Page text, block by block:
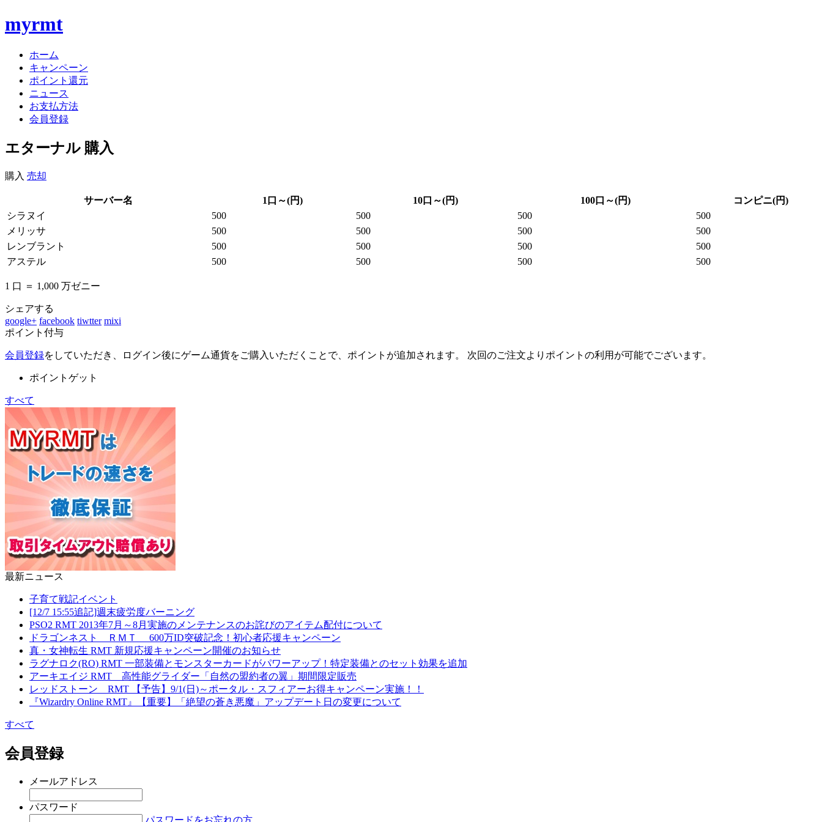
myrmt
ホーム
キャンペーン
ポイント還元
ニュース
お支払方法
会員登録
エターナル 購入
購入 売却
サーバー名 1口～(円) 10口～(円) 100口～(円)
コンピニ(円)
シラヌイ
500 500 500
500
メリッサ
500 500 500
500
レンブラント
500 500 500
500
アステル
500 500 500 500
1 口 ＝ 1,000 万ゼニー
シェアする
google+ facebook tiwtter mixi
ポイント付与
会員登録をしていただき、ログイン後にゲーム通貨をご購入いただくことで、ポイントが追加されます。 次回のご注文よりポイントの利用が可能でございます。
ポイントゲット
すべて
最新ニュース
子育て戦記イベント
[12/7 15:55追記]週末疲労度バーニング
PSO2 RMT 2013年7月～8月実施のメンテナンスのお詫びのアイテム配付について
ドラゴンネスト ＲＭＴ 600万ID突破記念！初心者応援キャンペーン
真・女神転生 RMT 新規応援キャンペーン開催のお知らせ
ラグナロク(RO) RMT 一部装備とモンスターカードがパワーアップ！特定装備とのセット効果を追加
アーキエイジ RMT 高性能グライダー「自然の盟約者の翼」期間限定販売
レッドストーン RMT 【予告】9/1(日)～ポータル・スフィアーお得キャンペーン実施！！
『Wizardry Online RMT』【重要】「絶望の蒼き悪魔」アップデート日の変更について
すべて
会員登録
メールアドレス
パスワード
パスワードをお忘れの方